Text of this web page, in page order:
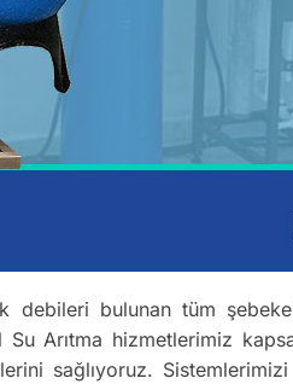
debileri bulunan tüm
Arıtma hizmetlerimiz
sağlıyoruz.